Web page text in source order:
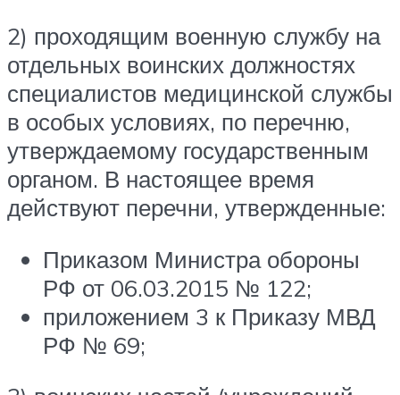
2) проходящим военную службу на
отдельных воинских должностях
специалистов медицинской службы
в особых условиях, по перечню,
утверждаемому государственным
органом. В настоящее время
действуют перечни, утвержденные:
Приказом Министра обороны
РФ от 06.03.2015 № 122;
приложением 3 к Приказу МВД
РФ № 69;